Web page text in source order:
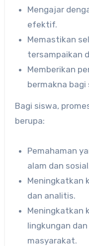
Mengajar
efektif.
Memastikan
tersampaikan
Memberikan
bermakna bagi
Bagi siswa,
berupa:
Pemahaman
alam dan
Meningkatkan
dan analitis.
Meningkatkan
lingkungan
masyarakat.